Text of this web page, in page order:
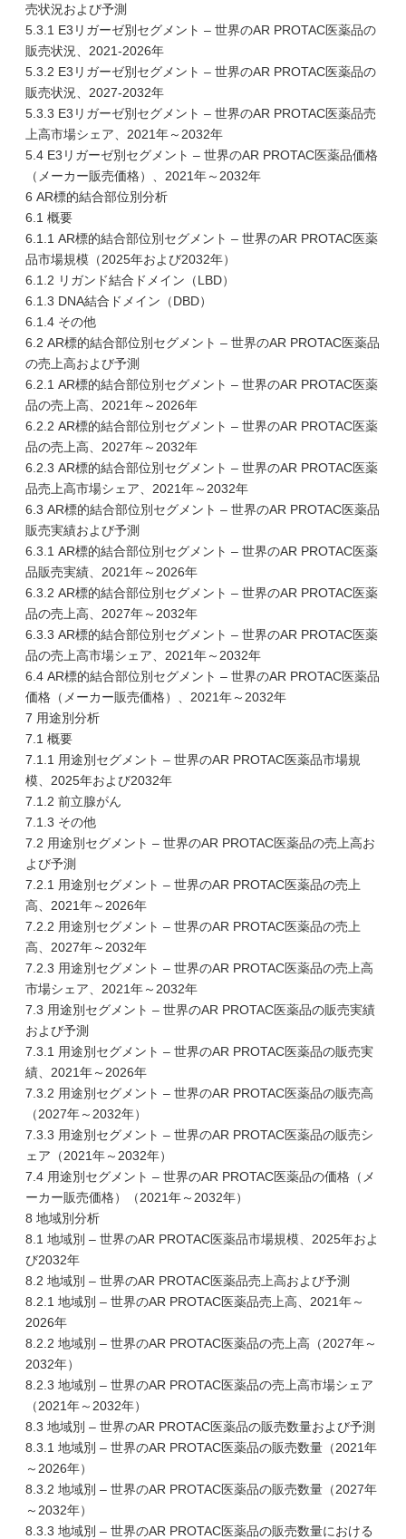
売状況および予測
5.3.1 E3リガーゼ別セグメント – 世界のAR PROTAC医薬品の
販売状況、2021-2026年
5.3.2 E3リガーゼ別セグメント – 世界のAR PROTAC医薬品の
販売状況、2027-2032年
5.3.3 E3リガーゼ別セグメント – 世界のAR PROTAC医薬品売
上高市場シェア、2021年～2032年
5.4 E3リガーゼ別セグメント – 世界のAR PROTAC医薬品価格
（メーカー販売価格）、2021年～2032年
6 AR標的結合部位別分析
6.1 概要
6.1.1 AR標的結合部位別セグメント – 世界のAR PROTAC医薬
品市場規模（2025年および2032年）
6.1.2 リガンド結合ドメイン（LBD）
6.1.3 DNA結合ドメイン（DBD）
6.1.4 その他
6.2 AR標的結合部位別セグメント – 世界のAR PROTAC医薬品
の売上高および予測
6.2.1 AR標的結合部位別セグメント – 世界のAR PROTAC医薬
品の売上高、2021年～2026年
6.2.2 AR標的結合部位別セグメント – 世界のAR PROTAC医薬
品の売上高、2027年～2032年
6.2.3 AR標的結合部位別セグメント – 世界のAR PROTAC医薬
品売上高市場シェア、2021年～2032年
6.3 AR標的結合部位別セグメント – 世界のAR PROTAC医薬品
販売実績および予測
6.3.1 AR標的結合部位別セグメント – 世界のAR PROTAC医薬
品販売実績、2021年～2026年
6.3.2 AR標的結合部位別セグメント – 世界のAR PROTAC医薬
品の売上高、2027年～2032年
6.3.3 AR標的結合部位別セグメント – 世界のAR PROTAC医薬
品の売上高市場シェア、2021年～2032年
6.4 AR標的結合部位別セグメント – 世界のAR PROTAC医薬品
価格（メーカー販売価格）、2021年～2032年
7 用途別分析
7.1 概要
7.1.1 用途別セグメント – 世界のAR PROTAC医薬品市場規
模、2025年および2032年
7.1.2 前立腺がん
7.1.3 その他
7.2 用途別セグメント – 世界のAR PROTAC医薬品の売上高お
よび予測
7.2.1 用途別セグメント – 世界のAR PROTAC医薬品の売上
高、2021年～2026年
7.2.2 用途別セグメント – 世界のAR PROTAC医薬品の売上
高、2027年～2032年
7.2.3 用途別セグメント – 世界のAR PROTAC医薬品の売上高
市場シェア、2021年～2032年
7.3 用途別セグメント – 世界のAR PROTAC医薬品の販売実績
および予測
7.3.1 用途別セグメント – 世界のAR PROTAC医薬品の販売実
績、2021年～2026年
7.3.2 用途別セグメント – 世界のAR PROTAC医薬品の販売高
（2027年～2032年）
7.3.3 用途別セグメント – 世界のAR PROTAC医薬品の販売シ
ェア（2021年～2032年）
7.4 用途別セグメント – 世界のAR PROTAC医薬品の価格（メ
ーカー販売価格）（2021年～2032年）
8 地域別分析
8.1 地域別 – 世界のAR PROTAC医薬品市場規模、2025年およ
び2032年
8.2 地域別 – 世界のAR PROTAC医薬品売上高および予測
8.2.1 地域別 – 世界のAR PROTAC医薬品売上高、2021年～
2026年
8.2.2 地域別 – 世界のAR PROTAC医薬品の売上高（2027年～
2032年）
8.2.3 地域別 – 世界のAR PROTAC医薬品の売上高市場シェア
（2021年～2032年）
8.3 地域別 – 世界のAR PROTAC医薬品の販売数量および予測
8.3.1 地域別 – 世界のAR PROTAC医薬品の販売数量（2021年
～2026年）
8.3.2 地域別 – 世界のAR PROTAC医薬品の販売数量（2027年
～2032年）
8.3.3 地域別 – 世界のAR PROTAC医薬品の販売数量における